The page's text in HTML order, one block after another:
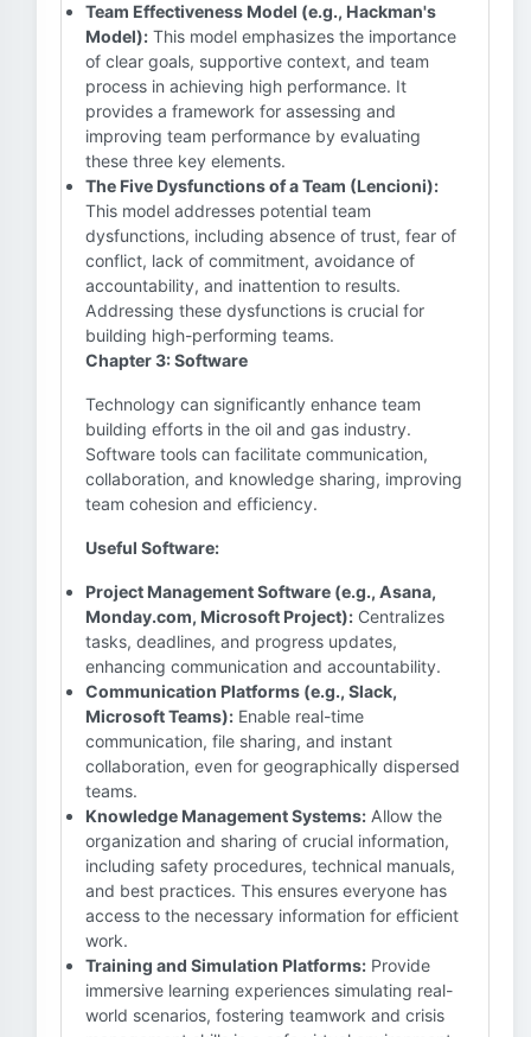
Team Effectiveness Model (e.g., Hackman's
Model): This model emphasizes the importance
of clear goals, supportive context, and team
process in achieving high performance. It
provides a framework for assessing and
improving team performance by evaluating
these three key elements.
The Five Dysfunctions of a Team (Lencioni):
This model addresses potential team
dysfunctions, including absence of trust, fear of
conflict, lack of commitment, avoidance of
accountability, and inattention to results.
Addressing these dysfunctions is crucial for
building high-performing teams.
Chapter 3: Software
Technology can significantly enhance team
building efforts in the oil and gas industry.
Software tools can facilitate communication,
collaboration, and knowledge sharing, improving
team cohesion and efficiency.
Useful Software:
Project Management Software (e.g., Asana,
Monday.com, Microsoft Project): Centralizes
tasks, deadlines, and progress updates,
enhancing communication and accountability.
Communication Platforms (e.g., Slack,
Microsoft Teams): Enable real-time
communication, file sharing, and instant
collaboration, even for geographically dispersed
teams.
Knowledge Management Systems: Allow the
organization and sharing of crucial information,
including safety procedures, technical manuals,
and best practices. This ensures everyone has
access to the necessary information for efficient
work.
Training and Simulation Platforms: Provide
immersive learning experiences simulating real-
world scenarios, fostering teamwork and crisis